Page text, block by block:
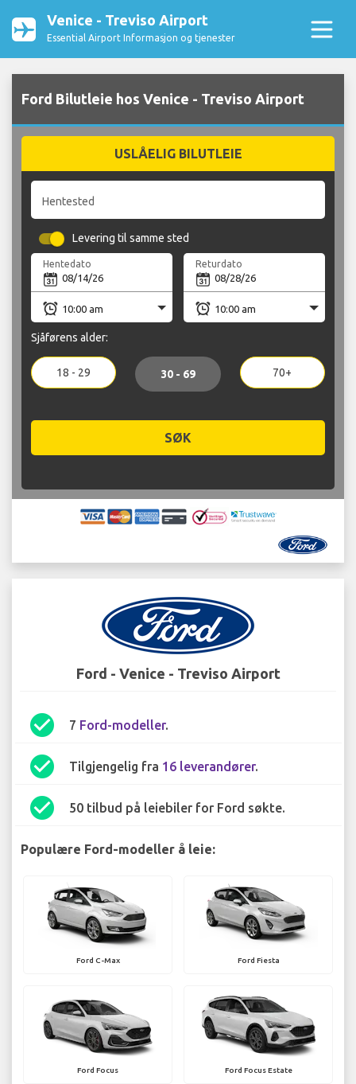
Venice - Treviso Airport
Essential Airport Informasjon og tjenester
Ford Bilutleie hos Venice - Treviso Airport
USLÅELIG BILUTLEIE
Hentested
Levering til samme sted
Hentedato Returdato
Sjåførens alder:
18 - 29 30 - 69 70+
SØK
Ford - Venice - Treviso Airport
check_circle 7 Ford-modeller.
check_circle Tilgjengelig fra 16 leverandører.
check_circle 50 tilbud på leiebiler for Ford søkte.
Populære Ford-modeller å leie:
Ford C-Max Ford Fiesta
Ford Focus Ford Focus Estate